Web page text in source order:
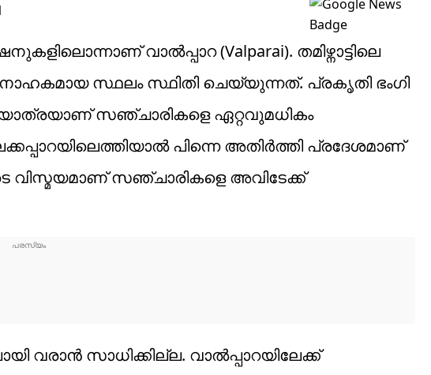
വാൽപ്പാറ (Valparai). തമിഴ്നാട്ടിലെ
സ്ഥലം സ്ഥിതി ചെയ്യുന്നത്. പ്രകൃതി ഭംഗി
സഞ്ചാരികളെ ഏറ്റവുമധികം
പിന്നെ അതിർത്തി പ്രദേശമാണ്
വിസ്മയമാണ് സഞ്ചാരികളെ അവിടേക്ക്
വരാൻ സാധിക്കില്ല. വാൽപ്പാറയിലേക്ക്